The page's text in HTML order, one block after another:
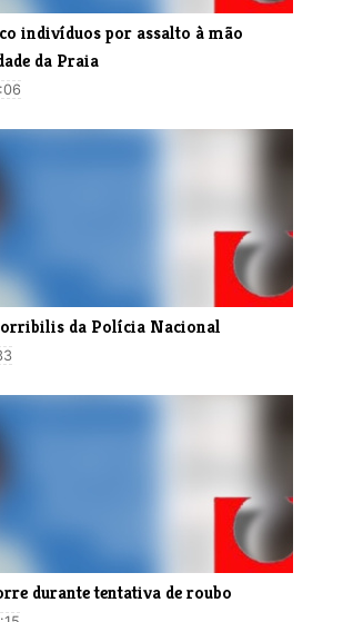
indivíduos por assalto à mão
da Praia
da Polícia Nacional
durante tentativa de roubo